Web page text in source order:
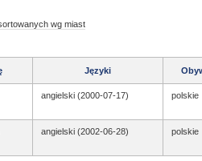
wg miast
Języki
angielski (2000-07-17) polskie
angielski (2002-06-28) polskie